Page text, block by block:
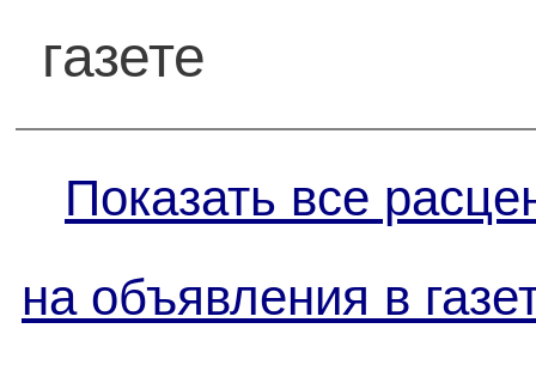
газете
Показать все
на объявления в